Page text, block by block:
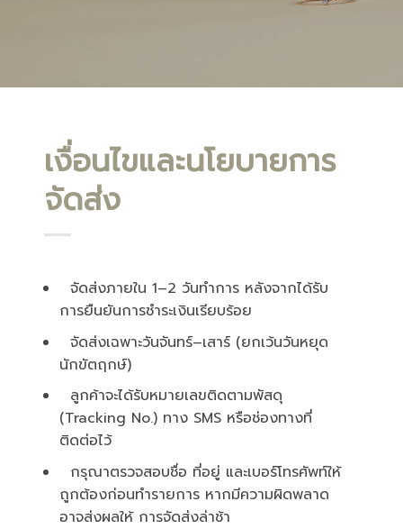
เงื่อนไขและนโยบายการ
จัดส่ง
จัดส่งภายใน 1–2 วันทำการ หลังจากได้รับ
การยืนยันการชำระเงินเรียบร้อย
จัดส่งเฉพาะวันจันทร์–เสาร์ (ยกเว้นวันหยุด
นักขัตฤกษ์)
ลูกค้าจะได้รับหมายเลขติดตามพัสดุ
(Tracking No.) ทาง SMS หรือช่องทางที่
ติดต่อไว้
กรุณาตรวจสอบชื่อ ที่อยู่ และเบอร์โทรศัพท์ให้
ถูกต้องก่อนทำรายการ หากมีความผิดพลาด
อาจส่งผลให้ การจัดส่งล่าช้า